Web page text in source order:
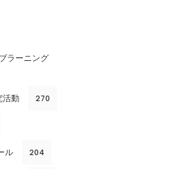
ラーニング
活動 270
ル 204